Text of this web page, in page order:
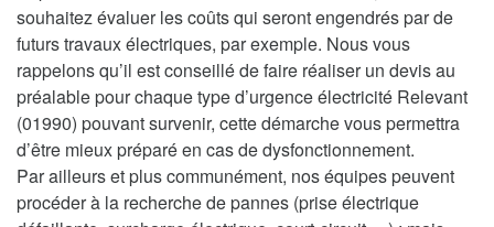
souhaitez évaluer les coûts qui seront engendrés par de
futurs travaux électriques, par exemple. Nous vous
rappelons qu’il est conseillé de faire réaliser un devis au
préalable pour chaque type d’urgence électricité Relevant
(01990) pouvant survenir, cette démarche vous permettra
d’être mieux préparé en cas de dysfonctionnement.
Par ailleurs et plus communément, nos équipes peuvent
procéder à la recherche de pannes (prise électrique